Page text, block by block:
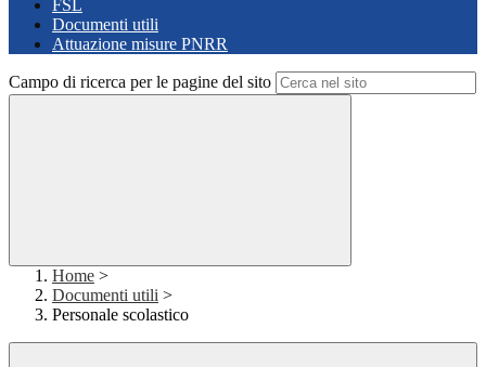
FSL
Documenti utili
Attuazione misure PNRR
Campo di ricerca per le pagine del sito
Home >
Documenti utili >
Personale scolastico